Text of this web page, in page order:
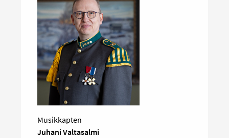
Musikkapten
Juhani Valtasalmi